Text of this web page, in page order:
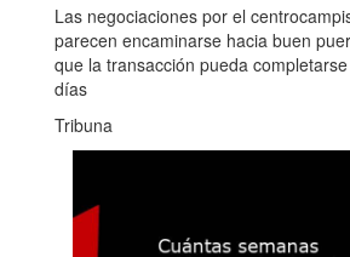
Las negociaciones por el
parecen encaminarse hacia buen
que la transacción pueda
días
Tribuna